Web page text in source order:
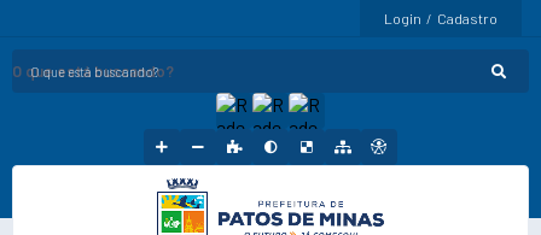
Login / Cadastro
O que está buscando?